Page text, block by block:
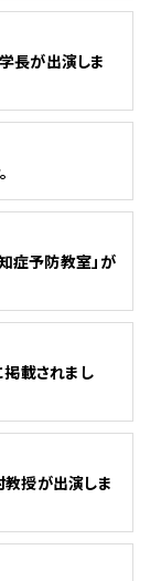
長が出演しま
症予防教室」が
載されまし
授が出演しま